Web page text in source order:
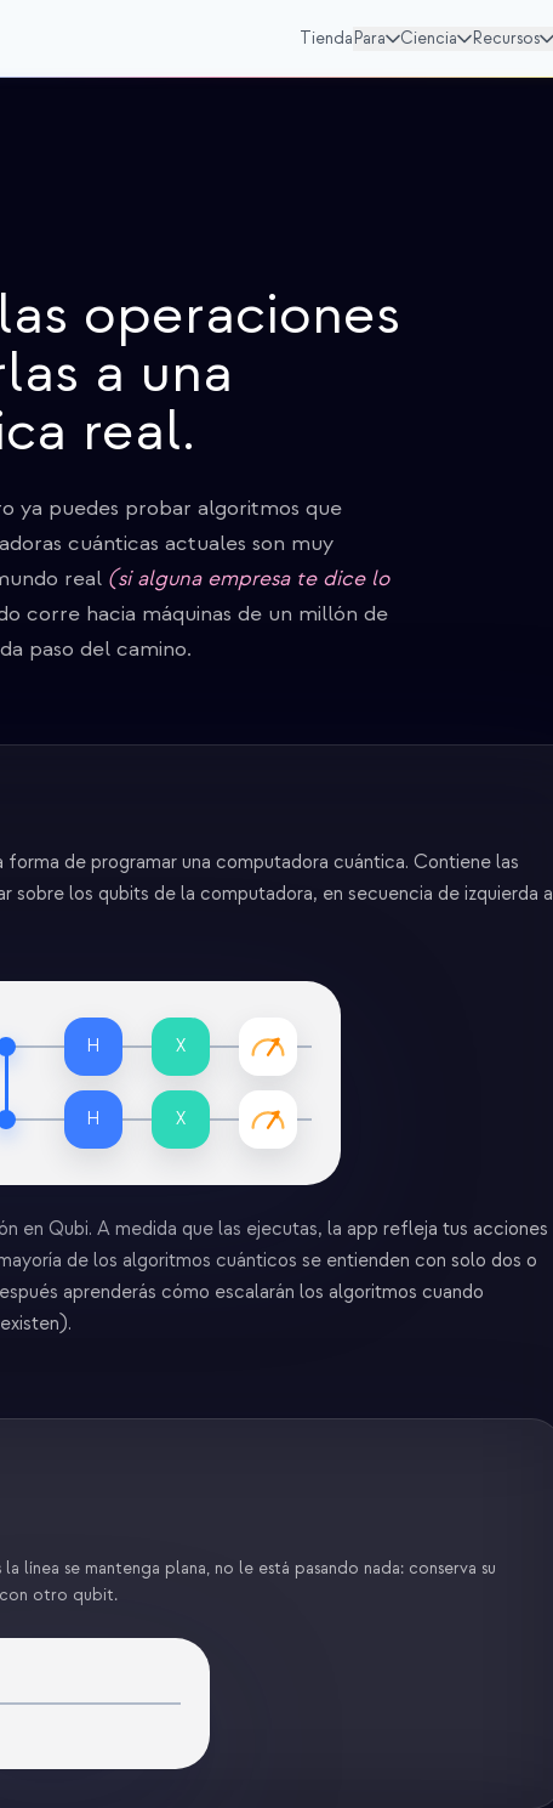
Tienda Para Ciencia Recursos
operaciones
a una
real.
ya puedes probar algoritmos que
cuánticas actuales son muy
real (si alguna empresa te dice lo
corre hacia máquinas de un millón de
paso del camino.
de programar una computadora cuántica. Contiene las
sobre los qubits de la computadora, en secuencia de izquierda a
H
H
X
X
en Qubi. A medida que las ejecutas, la app refleja tus acciones
de los algoritmos cuánticos se entienden con solo dos o
aprenderás cómo escalarán los algoritmos cuando
línea se mantenga plana, no le está pasando nada: conserva su
con otro qubit.